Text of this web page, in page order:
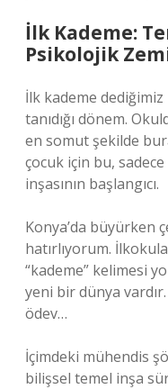
İlk Kademe:
Psikolojik
İlk kademe dediğimiz
tanıdığı dönem.
en somut şekilde
çocuk için bu,
inşasının başlangıcı.
Konya’da büyürken
hatırlıyorum.
“kademe” kelimesi
yeni bir dünya
ödev…
İçimdeki mühendis
bilişsel temel inşa